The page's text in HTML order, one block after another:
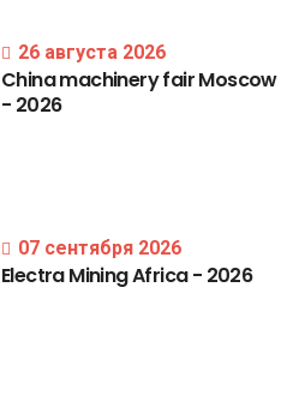
26 августа 2026
ChinamachineryfairMoscow
- 2026
07 сентября 2026
ElectraMiningAfrica- 2026